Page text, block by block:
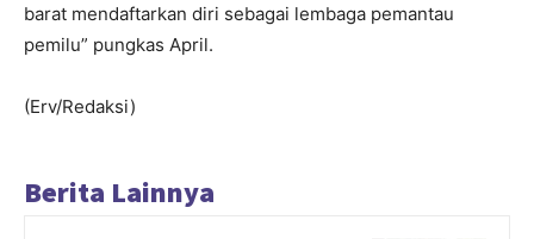
barat mendaftarkan diri sebagai lembaga pemantau
pemilu” pungkas April.
(Erv/Redaksi)
Berita Lainnya